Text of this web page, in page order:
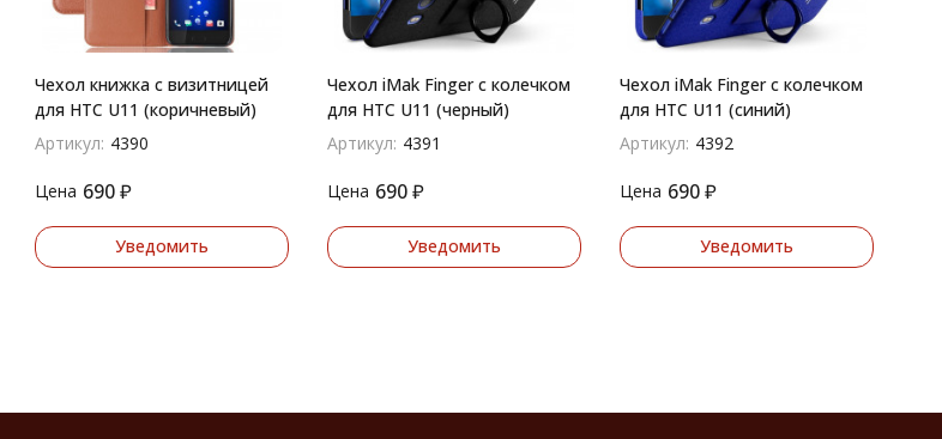
Чехол книжка с визитницей
для HTC U11 (коричневый)
Артикул: 4390
Цена 690 ₽
Уведомить
Чехол iMak Finger с колечком
для HTC U11 (черный)
Артикул: 4391
Цена 690 ₽
Уведомить
Чехол iMak Finger с колечком
для HTC U11 (синий)
Артикул: 4392
Цена 690 ₽
Уведомить